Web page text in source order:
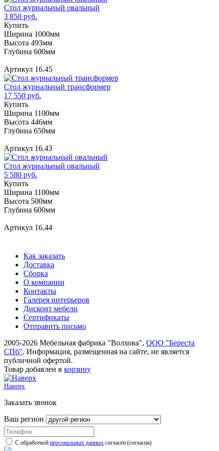
Стол журнальный овальный
3 850 руб.
Купить
Ширина 1000мм
Высота 493мм
Глубина 600мм
Артикул 16.45
Стол журнальный трансформер
17 550 руб.
Купить
Ширина 1100мм
Высота 446мм
Глубина 650мм
Артикул 16.43
Стол журнальный овальный
5 580 руб.
Купить
Ширина 1100мм
Высота 500мм
Глубина 600мм
Артикул 16.44
Как заказать
Доставка
Сборка
О компании
Контакты
Галерея интерьеров
Дисконт мебели
Сертификаты
Отправить письмо
2005-2026 Мебельная фабрика "Волхова", ООО "Береста
СПб". Информация, размещенная на сайте, не является
публичной офертой.
Товар добавлен в корзину
Наверх
Заказать звонок
Ваш регион
С обработкой персональных данных согласен (согласна)